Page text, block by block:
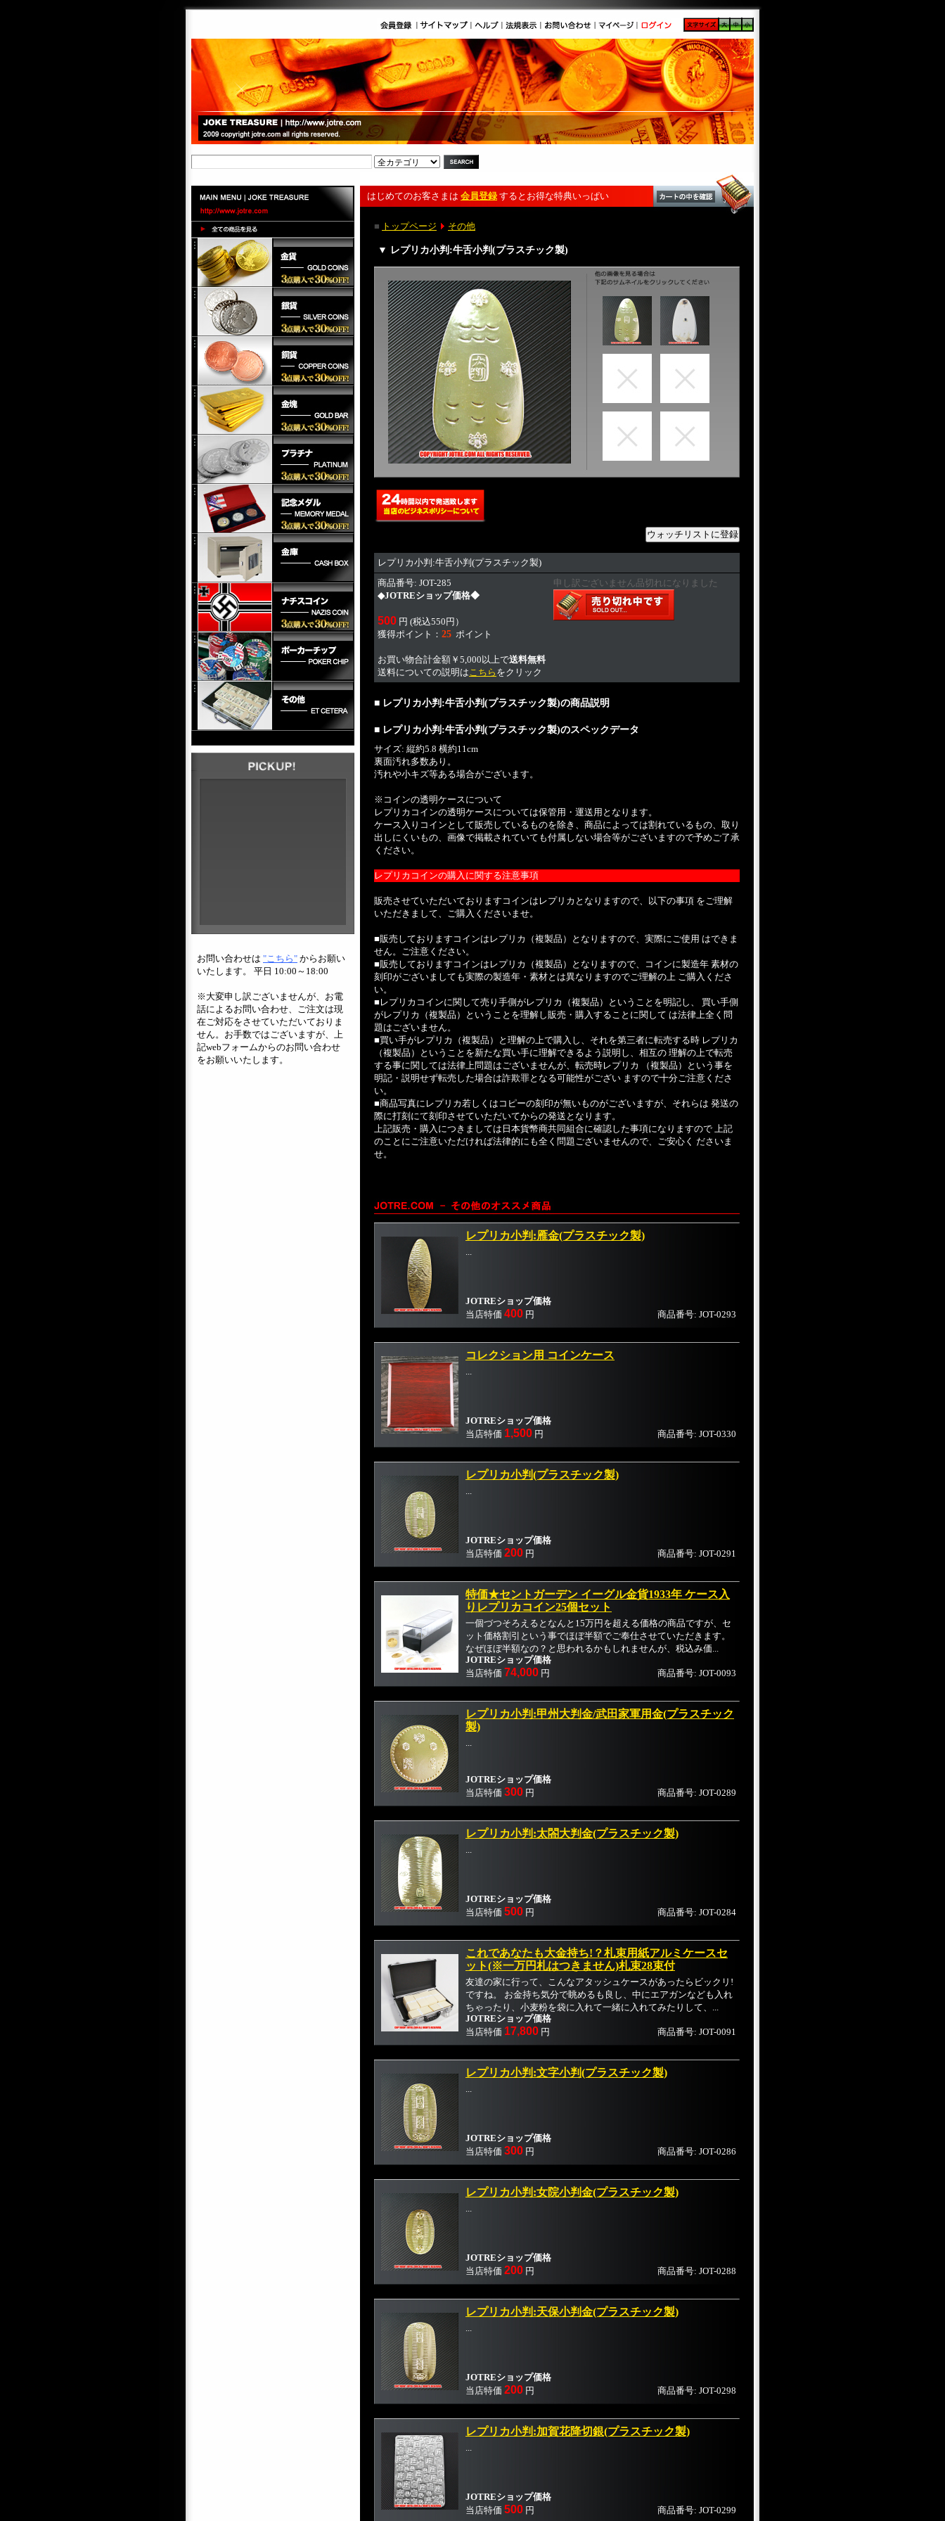
■ トップページ その他
はじめてのお客さまは 会員登録 するとお得な特典いっぱい
▼ レプリカ小判:牛舌小判(プラスチック製)
レプリカ小判:牛舌小判(プラスチック製)
商品番号: JOT-285
◆JOTREショップ価格◆
500 円 (税込550円）
獲得ポイント： 25 ポイント
お買い物合計金額￥5,000以上で送料無料
送料についての説明はこちら をクリック
申し訳ございません品切れになりました
■ レプリカ小判:牛舌小判(プラスチック製)の商品説明
■ レプリカ小判:牛舌小判(プラスチック製)のスペックデータ
サイズ: 縦約5.8 横約11cm
裏面汚れ多数あり。
汚れや小キズ等ある場合がございます。
※コインの透明ケースについて
レプリカコインの透明ケースについては保管用・運送用となります。
ケース入りコインとして販売しているものを除き、商品によっては割れているもの、取り
出しにくいもの、画像で掲載されていても付属しない場合等がございますので予めご了承
ください。
レプリカコインの購入に関する注意事項
販売させていただいておりますコインはレプリカとなりますので、以下の事項 をご理解
いただきまして、ご購入くださいませ。
■販売しておりますコインはレプリカ（複製品）となりますので、実際にご使用 はできま
せん。ご注意ください。
■販売しておりますコインはレプリカ（複製品）となりますので、コインに製造年 素材の
刻印がございましても実際の製造年・素材とは異なりますのでご理解の上 ご購入くださ
い。
■レプリカコインに関して売り手側がレプリカ（複製品）ということを明記し、 買い手側
がレプリカ（複製品）ということを理解し販売・購入することに関して は法律上全く問
題はございません。
■買い手がレプリカ（複製品）と理解の上で購入し、それを第三者に転売する時 レプリカ
（複製品）ということを新たな買い手に理解できるよう説明し、相互の 理解の上で転売
する事に関しては法律上問題はございませんが、転売時レプリカ （複製品）という事を
明記・説明せず転売した場合は詐欺罪となる可能性がござい ますので十分ご注意くださ
い。
■商品写真にレプリカ若しくはコピーの刻印が無いものがございますが、それらは 発送の
際に打刻にて刻印させていただいてからの発送となります。
上記販売・購入につきましては日本貨幣商共同組合に確認した事項になりますので 上記
のことにご注意いただければ法律的にも全く問題ございませんので、ご安心く ださいま
せ。
商品番号: JOT-0293
レプリカ小判:雁金(プラスチック製)
...
JOTREショップ価格
当店特価 400 円
商品番号: JOT-0330
コレクション用 コインケース
...
JOTREショップ価格
当店特価 1,500 円
商品番号: JOT-0291
レプリカ小判(プラスチック製)
...
JOTREショップ価格
当店特価 200 円
商品番号: JOT-0093
特価★セントガーデン イーグル金貨1933年 ケース入
りレプリカコイン25個セット
一個づつそろえるとなんと15万円を超える価格の商品ですが、セ
ット価格割引という事でほぼ半額でご奉仕させていただきます。
なぜほぼ半額なの？と思われるかもしれませんが、税込み価...
JOTREショップ価格
当店特価 74,000 円
商品番号: JOT-0289
レプリカ小判:甲州大判金/武田家軍用金(プラスチック
製)
...
JOTREショップ価格
当店特価 300 円
商品番号: JOT-0284
レプリカ小判:太閤大判金(プラスチック製)
...
JOTREショップ価格
当店特価 500 円
商品番号: JOT-0091
これであなたも大金持ち!？札束用紙アルミケースセ
ット(※一万円札はつきません)札束28束付
友達の家に行って、こんなアタッシュケースがあったらビックリ!
ですね。 お金持ち気分で眺めるも良し、中にエアガンなども入れ
ちゃったり、小麦粉を袋に入れて一緒に入れてみたりして、...
JOTREショップ価格
当店特価 17,800 円
商品番号: JOT-0286
レプリカ小判:文字小判(プラスチック製)
...
JOTREショップ価格
当店特価 300 円
商品番号: JOT-0288
レプリカ小判:女院小判金(プラスチック製)
...
JOTREショップ価格
当店特価 200 円
商品番号: JOT-0298
レプリカ小判:天保小判金(プラスチック製)
...
JOTREショップ価格
当店特価 200 円
商品番号: JOT-0299
レプリカ小判:加賀花降切銀(プラスチック製)
...
JOTREショップ価格
当店特価 500 円
お問い合わせは "こちら" からお願い
いたします。 平日 10:00～18:00
※大変申し訳ございませんが、お電
話によるお問い合わせ、ご注文は現
在ご対応をさせていただいておりま
せん。お手数ではございますが、上
記webフォームからのお問い合わせ
をお願いいたします。